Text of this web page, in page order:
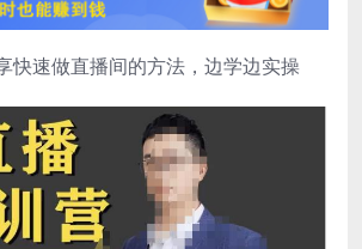
快速做直播间的方法，边学边实操